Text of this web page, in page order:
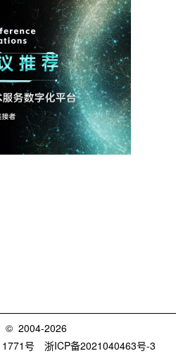
© 2004-2026
号
浙ICP备2021040463号-3